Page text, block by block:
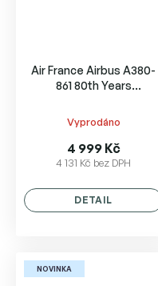
Air France Airbus A380-
861 80th Years
Vyprodáno
4 131 Kč bez DPH
4 999 Kč
DETAIL
NOVINKA